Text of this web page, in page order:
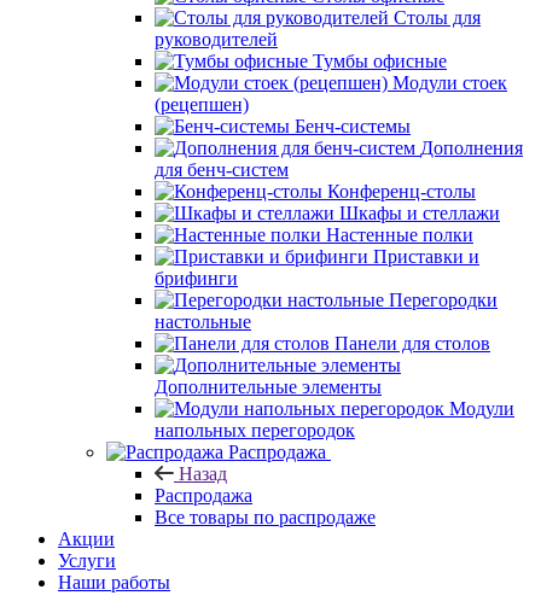
Столы для
руководителей
Тумбы офисные
Модули стоек
(рецепшен)
Бенч-системы
Дополнения
для бенч-систем
Конференц-столы
Шкафы и стеллажи
Настенные полки
Приставки и
брифинги
Перегородки
настольные
Панели для столов
Дополнительные элементы
Модули
напольных перегородок
Распродажа
Назад
Распродажа
Все товары по распродаже
Акции
Услуги
Наши работы